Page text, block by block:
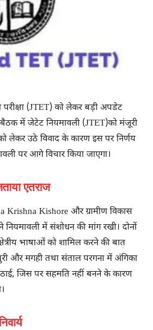
परीक्षा (JTET) को लेकर बड़ी अपडेट
में जेटेट नियमावली (JTET)को मंजूरी
लेकर उठे विवाद के कारण इस पर निर्णय
पर आगे विचार किया जाएगा।
एतराज
Krishna Kishore और ग्रामीण विकास
नियमावली में संशोधन की मांग रखी। दोनों
भाषाओं को शामिल करने की बात
और मगही तथा संताल परगना में अंगिका
जिस पर सहमति नहीं बनने के कारण